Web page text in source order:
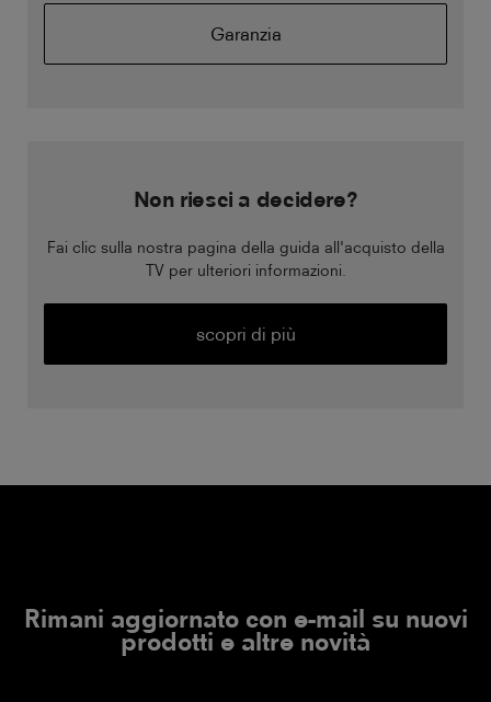
Garanzia
Non riesci a decidere?
Fai clic sulla nostra pagina della guida all'acquisto della
TV per ulteriori informazioni.
scopri di più
Rimani aggiornato con e-mail su nuovi
prodotti e altre novità